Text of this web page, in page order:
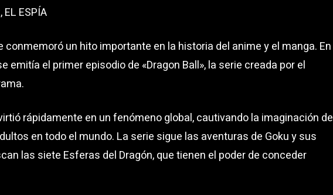
ESPÍA
conmemoró un hito importante en la historia del anime y el manga. En
emitía el primer episodio de «Dragon Ball», la serie creada por el
rápidamente en un fenómeno global, cautivando la imaginación de
en todo el mundo. La serie sigue las aventuras de Goku y sus
las siete Esferas del Dragón, que tienen el poder de conceder